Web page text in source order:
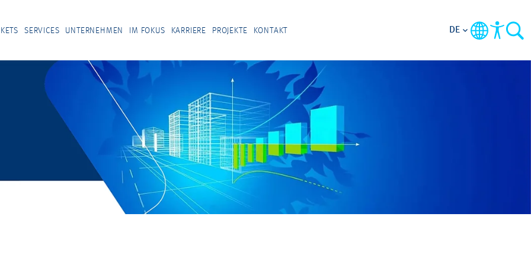
SERVICES UNTERNEHMEN IM FOKUS KARRIERE PROJEKTE KONTAKT DE